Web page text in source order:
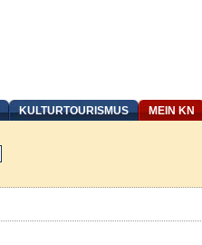
KULTURTOURISMUS MEIN KN